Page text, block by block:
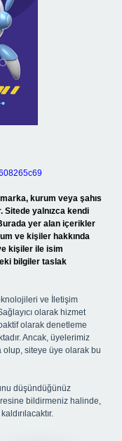
kurum veya şahıs
Sitede yalnızca kendi
Burada yer alan içerikler
ve kişiler hakkında
kişiler ile isim
bilgiler taslak
ve İletişim
olarak hizmet
olarak denetleme
Ancak, üyelerimiz
olup, siteye üye olarak bu
düşündüğünüz
bildirmeniz halinde,